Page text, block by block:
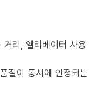
리, 엘리베이터 사용
질이 동시에 안정되는